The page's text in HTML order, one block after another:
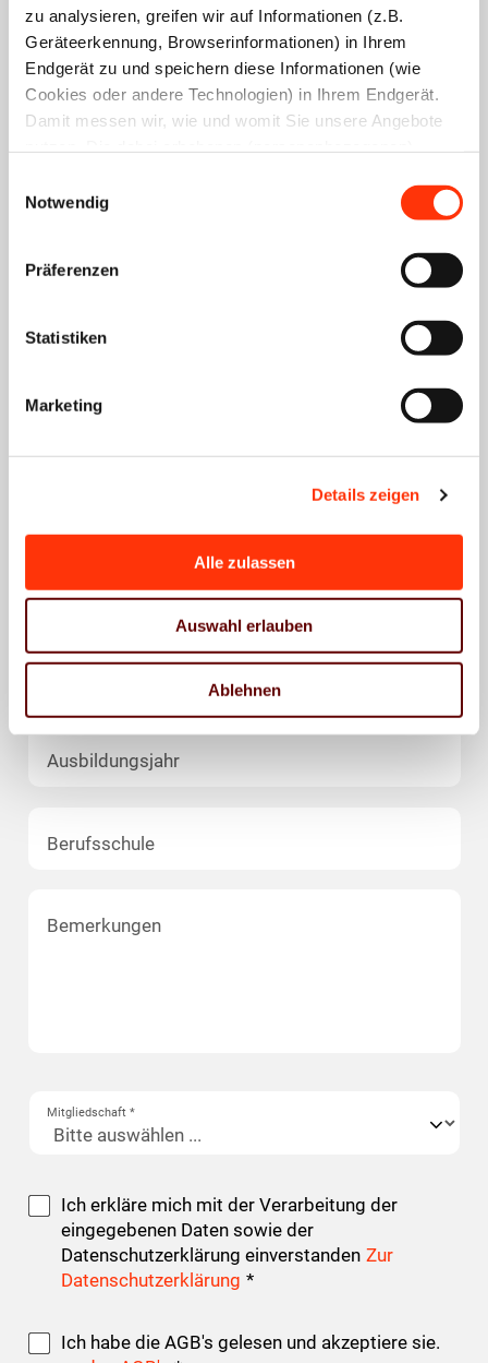
zu analysieren, greifen wir auf Informationen (z.B.
Geräteerkennung, Browserinformationen) in Ihrem
Endgerät zu und speichern diese Informationen (wie
Cookies oder andere Technologien) in Ihrem Endgerät.
Damit messen wir, wie und womit Sie unsere Angebote
Werbung und Analysen weiter. Ihre Daten können mit
mehreren ausgewählten Partnern geteilt werden, die sich
je nach unseren aktuellen Geschäftsbeziehungen ändern
können. Indem Sie „Alle zulassen“ klicken, stimmen Sie
und Datenverarbeitung zu.
Notwendig
Präferenzen
Statistiken
Marketing
Details zeigen
Alle zulassen
Auswahl erlauben
Ablehnen
Firma *
Vorname (Anmelder) *
Vornamen, Name des/der Auszubildenden
Ausbildungsjahr
Berufsschule
Bemerkungen
Mitgliedschaft *
Ich erkläre mich mit der Verarbeitung der
eingegebenen Daten sowie der
Datenschutzerklärung einverstanden Zur
Datenschutzerklärung *
Ich habe die AGB's gelesen und akzeptiere sie.